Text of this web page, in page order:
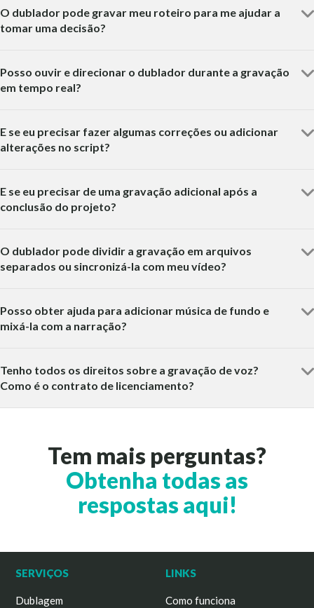
O dublador pode gravar meu roteiro para me ajudar a
tomar uma decisão?
Posso ouvir e direcionar o dublador durante a gravação
em tempo real?
E se eu precisar fazer algumas correções ou adicionar
alterações no script?
E se eu precisar de uma gravação adicional após a
conclusão do projeto?
O dublador pode dividir a gravação em arquivos
separados ou sincronizá-la com meu vídeo?
Posso obter ajuda para adicionar música de fundo e
mixá-la com a narração?
Tenho todos os direitos sobre a gravação de voz?
Como é o contrato de licenciamento?
Tem mais perguntas?
Obtenha todas as
respostas aqui!
SERVIÇOS
Dublagem
LINKS
Como funciona